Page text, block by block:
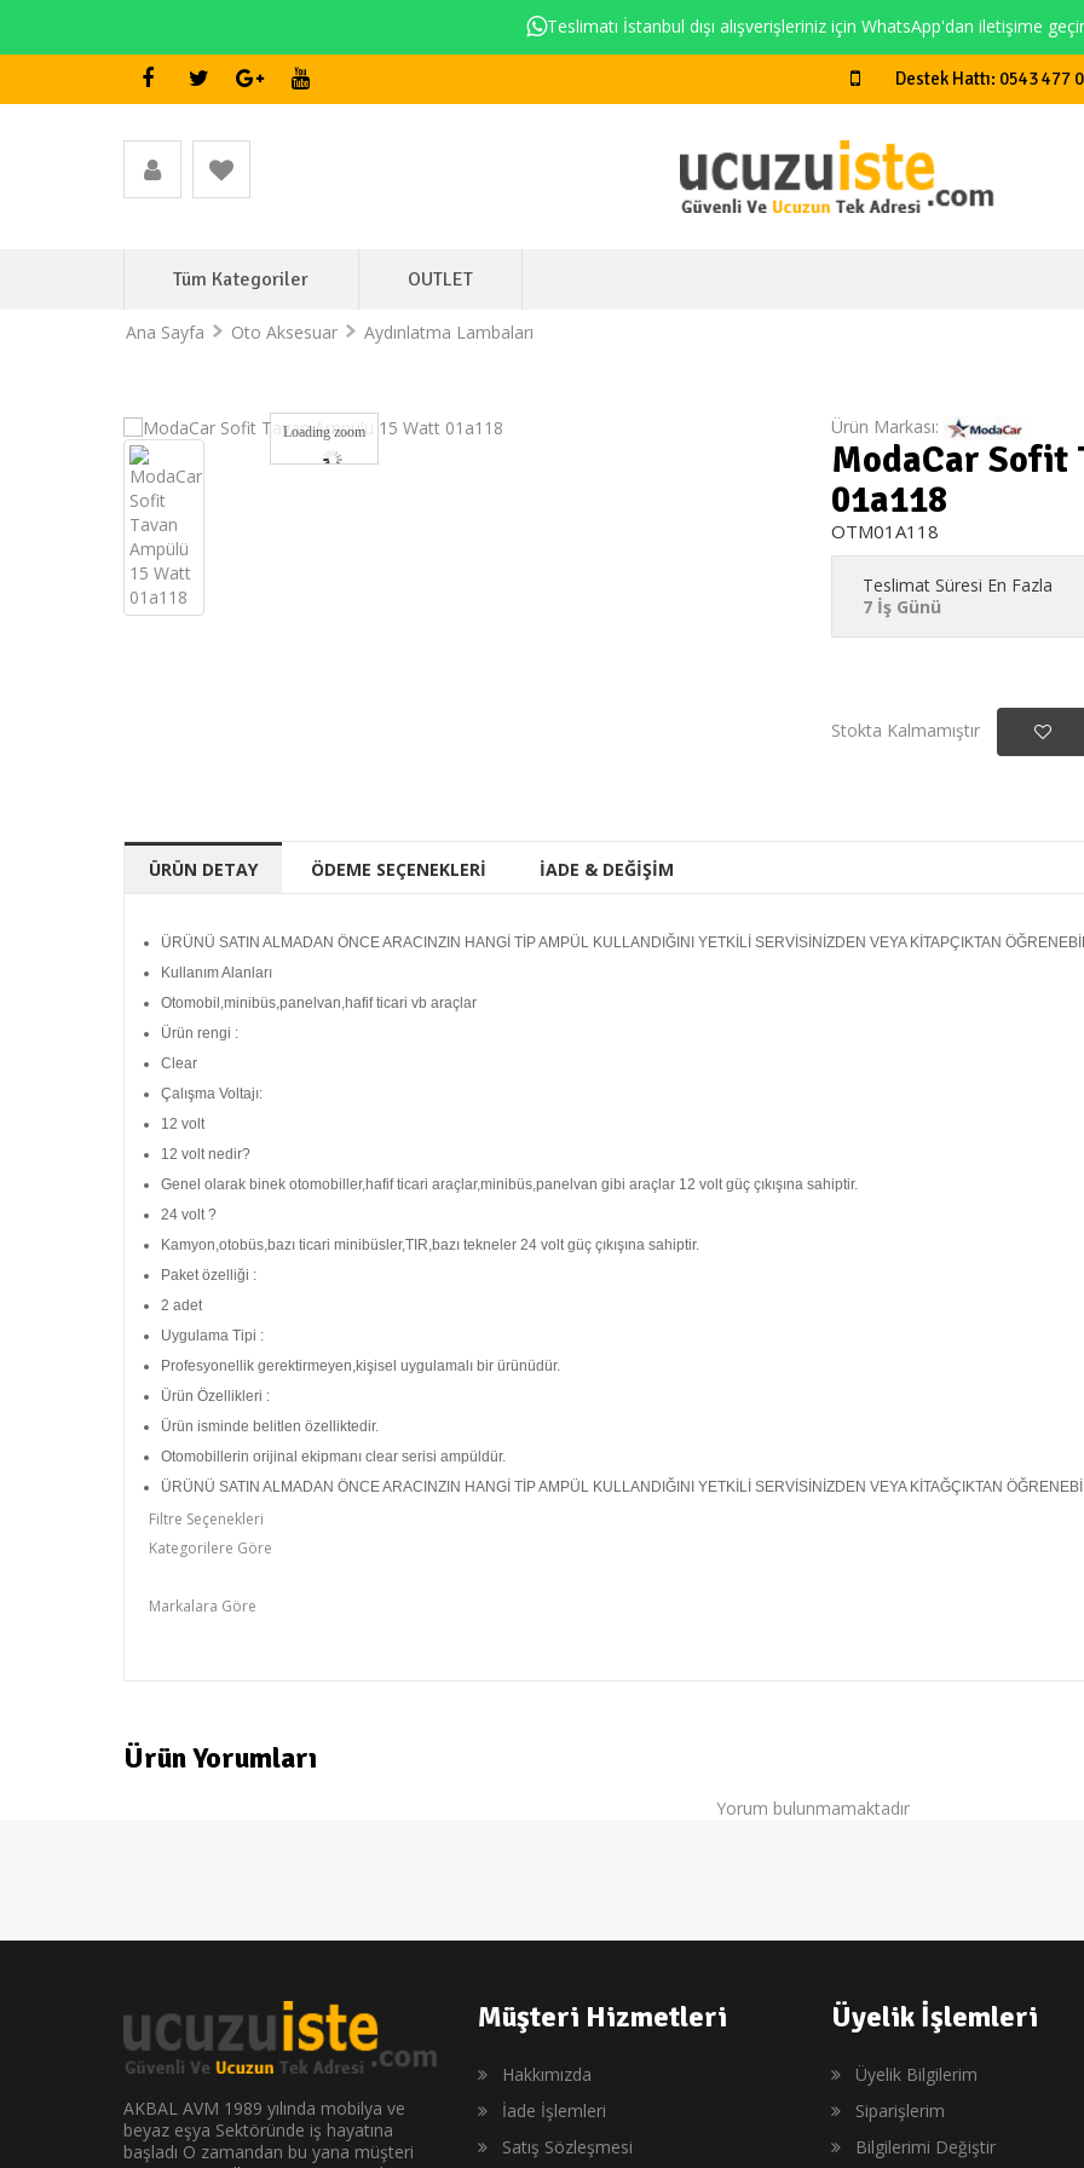
Teslimatı İstanbul dışı alışverişleriniz için WhatsApp'dan iletişime
Destek Hattı: 0543 477
Tüm Kategoriler OUTLET
Ana Sayfa Oto Aksesuar Aydınlatma Lambaları
Loading zoom Ürün Markası:
ModaCar Sofit
01a118
OTM01A118
Teslimat Süresi En Fazla
7 İş Günü
Stokta Kalmamıştır
ÜRÜN DETAY ÖDEME SEÇENEKLERİ İADE & DEĞİŞİM
ÜRÜNÜ SATIN ALMADAN ÖNCE ARACINZIN HANGİ TİP AMPÜL KULLANDIĞINI YETKİLİ SERVİSİNİZDEN VEYA KİTAPÇIKTAN
Kullanım Alanları
Otomobil,minibüs,panelvan,hafif ticari vb araçlar
Ürün rengi :
Clear
Çalışma Voltajı:
12 volt
12 volt nedir?
Genel olarak binek otomobiller,hafif ticari araçlar,minibüs,panelvan gibi araçlar 12 volt güç çıkışına sahiptir.
24 volt ?
Kamyon,otobüs,bazı ticari minibüsler,TIR,bazı tekneler 24 volt güç çıkışına sahiptir.
Paket özelliği :
2 adet
Uygulama Tipi :
Profesyonellik gerektirmeyen,kişisel uygulamalı bir ürünüdür.
Ürün Özellikleri :
Ürün isminde belitlen özelliktedir.
Otomobillerin orijinal ekipmanı clear serisi ampüldür.
ÜRÜNÜ SATIN ALMADAN ÖNCE ARACINZIN HANGİ TİP AMPÜL KULLANDIĞINI YETKİLİ SERVİSİNİZDEN VEYA KİTAĞÇIKTAN
Filtre Seçenekleri
Kategorilere Göre
Markalara Göre
Ürün Yorumları
Yorum bulunmamaktadır
AKBAL AVM 1989 yılında mobilya ve
beyaz eşya Sektöründe iş hayatına
başladı O zamandan bu yana müşteri
Müşteri Hizmetleri
Hakkımızda
İade İşlemleri
Satış Sözleşmesi
Üyelik İşlemleri
Üyelik Bilgilerim
Siparişlerim
Bilgilerimi Değiştir